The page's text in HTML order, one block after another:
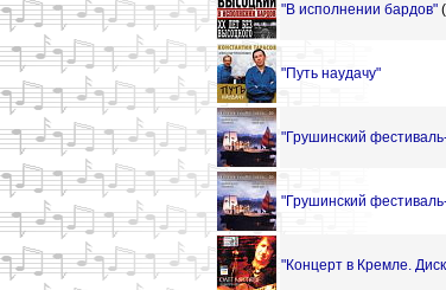
"В исполнении бардов" (
"Путь наудачу"
"Грушинский
"Грушинский
"Концерт в Кремле.